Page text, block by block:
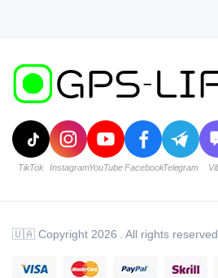
🇺🇦 Copyright 2026 . All rights reserved